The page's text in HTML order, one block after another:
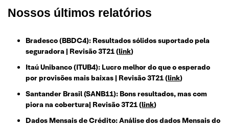
Nossos últimos relatórios
Bradesco (BBDC4): Resultados sólidos suportado pela
seguradora | Revisão 3T21(link)
Itaú Unibanco (ITUB4): Lucro melhor do que o esperado
por provisões mais baixas | Revisão 3T21(link)
Santander Brasil (SANB11): Bons resultados, mas com
piora na cobertura| Revisão 3T21(link)
Dados Mensais de Crédito: Análise dos dados Mensais do